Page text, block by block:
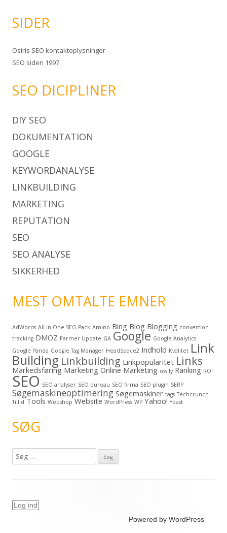
SIDER
Osiris SEO kontaktoplysninger
SEO siden 1997
SEO DICIPLINER
DIY SEO
DOKUMENTATION
GOOGLE
KEYWORDANALYSE
LINKBUILDING
MARKETING
REPUTATION
SEO
SEO ANALYSE
SIKKERHED
MEST OMTALTE EMNER
AdWords All in One SEO Pack Amino Bing Blog Blogging convertion
tracking DMOZ Farmer Update GA Google Google Analytics
Google Panda Google Tag Manager HeadSpace2 Indhold Kvalitet Link
Building Linkbuilding Linkpopularitet Links
Markedsføring Marketing Online Marketing ow.ly Ranking ROI
SEO SEO analyser SEO bureau SEO firma SEO plugin SERP
Søgemaskineoptimering Søgemaskiner tags Techcrunch
Tillid Tools Webshop Website WordPress WP Yahoo! Yoast
SØG
ø
fLog ind
Powered by WordPress